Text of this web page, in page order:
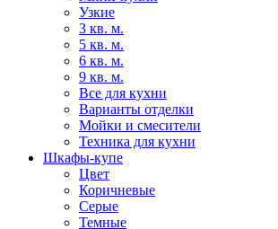
Узкие
3 кв. м.
5 кв. м.
6 кв. м.
9 кв. м.
Все для кухни
Варианты отделки
Мойки и смесители
Техника для кухни
Шкафы-купе
Цвет
Коричневые
Серые
Темные